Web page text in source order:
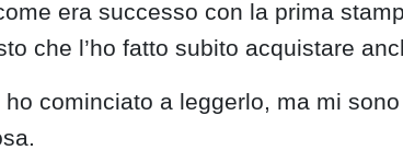
era successo con la prima
che l’ho fatto subito acquistare
cominciato a leggerlo, ma mi